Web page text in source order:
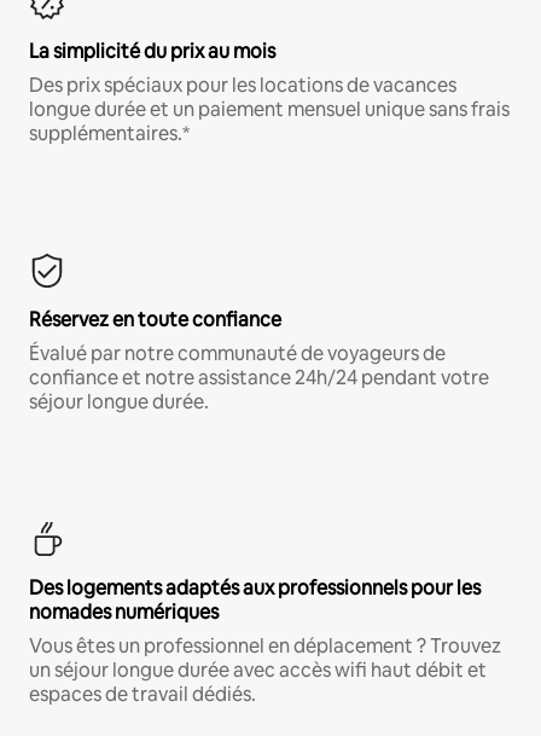
La simplicité du prix au mois
Des prix spéciaux pour les locations de vacances
longue durée et un paiement mensuel unique sans frais
supplémentaires.*
Réservez en toute confiance
Évalué par notre communauté de voyageurs de
confiance et notre assistance 24h/24 pendant votre
séjour longue durée.
Des logements adaptés aux professionnels pour les
nomades numériques
Vous êtes un professionnel en déplacement ? Trouvez
un séjour longue durée avec accès wifi haut débit et
espaces de travail dédiés.